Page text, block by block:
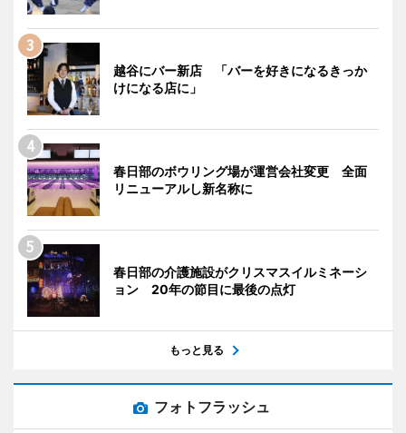
越谷にバー新店 「バーを好きになるきっか
けになる店に」
春日部のボウリング場が運営会社変更 全面
リニューアルし新名称に
春日部の介護施設がクリスマスイルミネーシ
ョン 20年の節目に最後の点灯
もっと見る
フォトフラッシュ